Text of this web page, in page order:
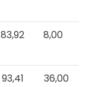
83,92
8,00
93,41
36,00